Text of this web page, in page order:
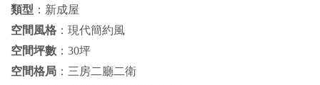
類型 ：新成屋
空間風格 ： 現代簡約風
空間坪數 ： 30坪
空間格局 ：三房二廳二衛